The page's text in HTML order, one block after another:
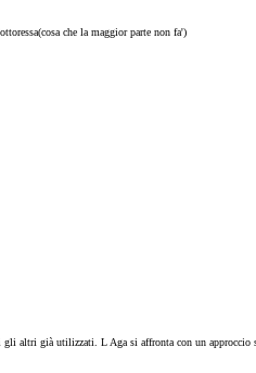
che la maggior parte non fa')
altri già utilizzati. L Aga si affronta con un approccio